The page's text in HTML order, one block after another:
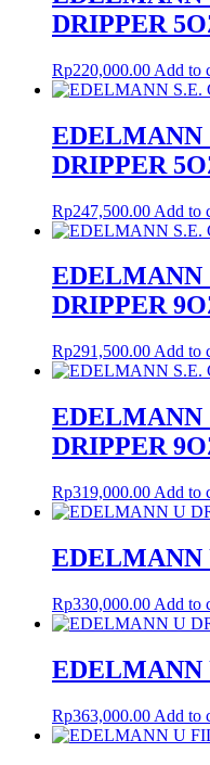
DRIPPER
Rp220,000.00 Add to
DRIPPER
Rp247,500.00 Add to
DRIPPER
Rp291,500.00 Add to
DRIPPER
Rp319,000.00 Add to
EDELMANN
Rp330,000.00 Add to
EDELMANN
Rp363,000.00 Add to